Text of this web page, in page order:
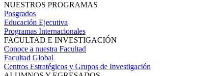
NUESTROS PROGRAMAS
Posgrados
Educación Ejecutiva
Programas Internacionales
FACULTAD E INVESTIGACIÓN
Conoce a nuestra Facultad
Facultad Global
Centros Estratégicos y Grupos de Investigación